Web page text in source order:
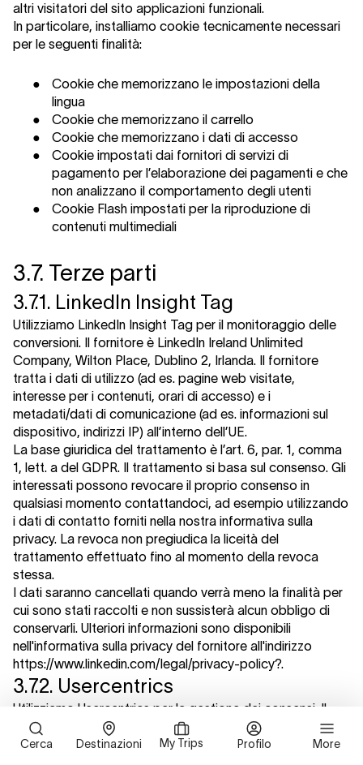
Cerca Destinazioni My Trips Profilo More
altri visitatori del sito applicazioni funzionali.
In particolare, installiamo cookie tecnicamente necessari
per le seguenti finalità:
●
Cookie che memorizzano le impostazioni della
lingua
●
Cookie che memorizzano il carrello
●
Cookie che memorizzano i dati di accesso
●
Cookie impostati dai fornitori di servizi di
pagamento per l’elaborazione dei pagamenti e che
non analizzano il comportamento degli utenti
●
Cookie Flash impostati per la riproduzione di
contenuti multimediali
3.7. Terze parti
3.7.1. LinkedIn Insight Tag
Utilizziamo LinkedIn Insight Tag per il monitoraggio delle
conversioni. Il fornitore è LinkedIn Ireland Unlimited
Company, Wilton Place, Dublino 2, Irlanda. Il fornitore
tratta i dati di utilizzo (ad es. pagine web visitate,
interesse per i contenuti, orari di accesso) e i
metadati/dati di comunicazione (ad es. informazioni sul
dispositivo, indirizzi IP) all’interno dell’UE.
La base giuridica del trattamento è l’art. 6, par. 1, comma
1, lett. a del GDPR. Il trattamento si basa sul consenso. Gli
interessati possono revocare il proprio consenso in
qualsiasi momento contattandoci, ad esempio utilizzando
i dati di contatto forniti nella nostra informativa sulla
privacy. La revoca non pregiudica la liceità del
trattamento effettuato fino al momento della revoca
stessa.
I dati saranno cancellati quando verrà meno la finalità per
cui sono stati raccolti e non sussisterà alcun obbligo di
conservarli. Ulteriori informazioni sono disponibili
nell'informativa sulla privacy del fornitore all'indirizzo
https://www.linkedin.com/legal/privacy-policy?.
3.7.2. Usercentrics
Utilizziamo Usercentrics per la gestione dei consensi. Il
fornitore è Usercentrics GmbH, Sendlinger Straße 7,
80331 Monaco di Baviera. Il fornitore tratta i metadati e i